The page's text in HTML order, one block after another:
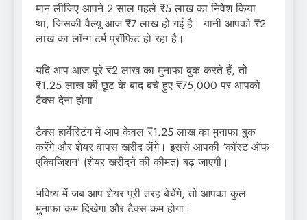
मान लीजिए आपने 2 साल पहले ₹5 लाख का निवेश किया
था, जिसकी वैल्यू आज ₹7 लाख हो गई है। यानी आपको ₹2
लाख का लॉन्ग टर्म प्रॉफिट हो रहा है।
यदि आप आज पूरे ₹2 लाख का मुनाफा बुक करते हैं, तो
₹1.25 लाख की छूट के बाद बचे हुए ₹75,000 पर आपको
टैक्स देना होगा।
टैक्स हार्वेस्टिंग में आप केवल ₹1.25 लाख का मुनाफा बुक
करेंगे और शेयर वापस खरीद लेंगे। इससे आपकी ‘कॉस्ट ऑफ
एक्विजिशन’ (शेयर खरीदने की कीमत) बढ़ जाएगी।
भविष्य में जब आप शेयर पूरी तरह बेचेंगे, तो आपका कुल
मुनाफा कम दिखेगा और टैक्स कम होगा।